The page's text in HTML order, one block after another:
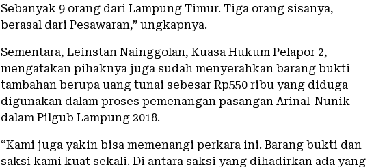
Sebanyak 9 orang dari Lampung Timur. Tiga orang sisanya,
berasal dari Pesawaran,” ungkapnya.
Sementara, Leinstan Nainggolan, Kuasa Hukum Pelapor 2,
mengatakan pihaknya juga sudah menyerahkan barang bukti
tambahan berupa uang tunai sebesar Rp550 ribu yang diduga
digunakan dalam proses pemenangan pasangan Arinal-Nunik
dalam Pilgub Lampung 2018.
“Kami juga yakin bisa memenangi perkara ini. Barang bukti dan
saksi kami kuat sekali. Di antara saksi yang dihadirkan ada yang